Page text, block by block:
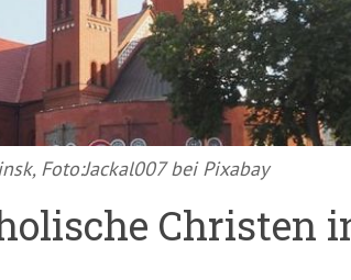
Foto:Jackal007 bei Pixabay
Christen